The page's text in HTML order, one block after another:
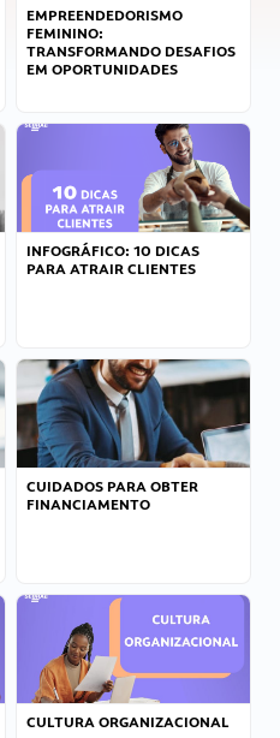
EMPREENDEDORISMO
FEMININO:
TRANSFORMANDO DESAFIOS
EM OPORTUNIDADES
INFOGRÁFICO: 10 DICAS
PARA ATRAIR CLIENTES
CUIDADOS PARA OBTER
FINANCIAMENTO
CULTURA ORGANIZACIONAL